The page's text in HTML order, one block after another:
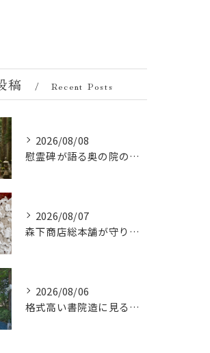
稿 Recent Posts
2026/08/08
慰霊碑が語る奥の院の過去：祈りと歴史の中間地点
2026/08/07
森下商店総本舗が守り続ける伝統の胡麻豆腐に使う吉野葛の純度と効能
2026/08/06
格式高い書院造に見る金剛峯寺の中世から近世への変遷